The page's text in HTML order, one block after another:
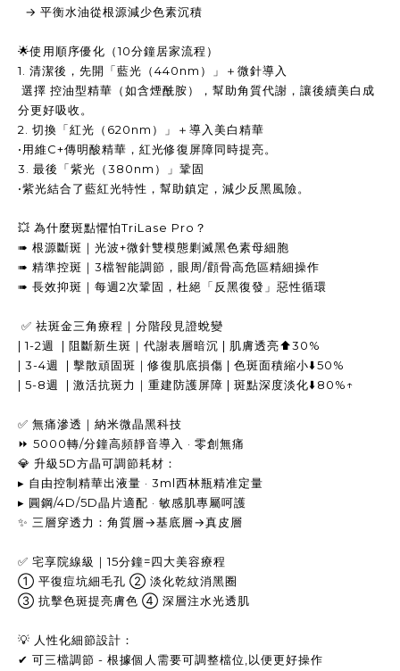
→ 平衡水油從根源減少色素沉積
🌟使用順序優化（10分鐘居家流程）
1. 清潔後，先開「藍光（440nm）」＋微針導入
選擇 控油型精華（如含煙酰胺），幫助角質代謝，讓後續美白成
分更好吸收。
2. 切換「紅光（620nm）」＋導入美白精華
•用維C+傳明酸精華，紅光修復屏障同時提亮。
3. 最後「紫光（380nm）」鞏固
•紫光結合了藍紅光特性，幫助鎮定，減少反黑風險。
💥 為什麼斑點懼怕TriLase Pro？
➠ 根源斷斑｜光波+微針雙模態剿滅黑色素母細胞
➠ 精準控斑｜3檔智能調節，眼周/顴骨高危區精細操作
➠ 長效抑斑｜每週2次鞏固，杜絕「反黑復發」惡性循環
✅ 祛斑金三角療程｜分階段見證蛻變
| 1-2週 | 阻斷新生斑｜代謝表層暗沉 | 肌膚透亮⬆️30%
| 3-4週 | 擊散頑固斑｜修復肌底損傷 | 色斑面積縮小⬇️50%
| 5-8週 | 激活抗斑力｜重建防護屏障 | 斑點深度淡化⬇️80%↑
✅ 無痛滲透｜納米微晶黑科技
⏩ 5000轉/分鐘高頻靜音導入 · 零創無痛
💎 升級5D方晶可調節耗材：
▸ 自由控制精華出液量 · 3ml西林瓶精准定量
▸ 圓鋼/4D/5D晶片適配 · 敏感肌專屬呵護
✨ 三層穿透力：角質層→基底層→真皮層
✅ 宅享院線級｜15分鐘=四大美容療程
① 平復痘坑細毛孔 ② 淡化乾紋消黑圈
③ 抗擊色斑提亮膚色 ④ 深層注水光透肌
💡 人性化細節設計：
✔ 可三檔調節 - 根據個人需要可調整檔位,以便更好操作